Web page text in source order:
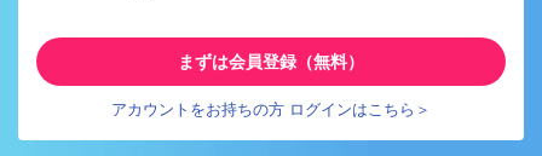
まずは会員登録（無料）
アカウントをお持ちの方 ログインはこちら＞